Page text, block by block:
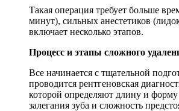
Такая операция требует больше
минут), сильных анестетиков
включает несколько этапов.
Процесс и этапы сложного
Все начинается с тщательной
проводится рентгеновская
которой определяют длину и
залегания зуба и сложность